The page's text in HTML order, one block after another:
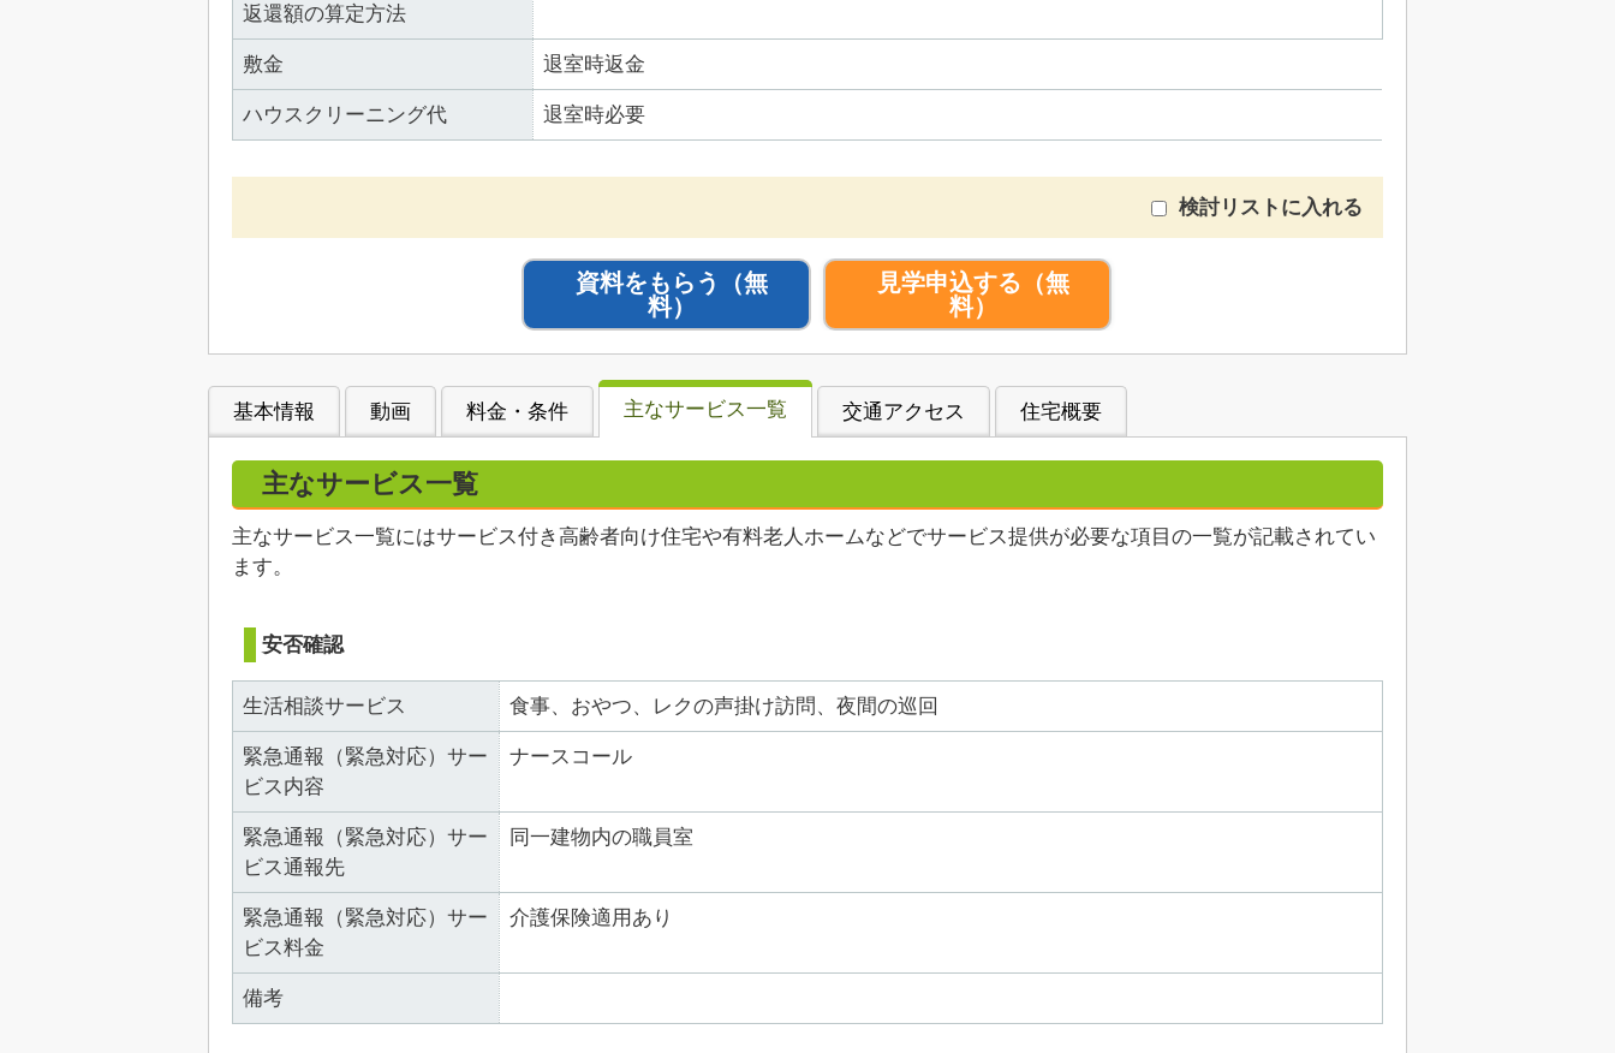
返還額の算定方法
敷金 退室時返金
ハウスクリーニング代 退室時必要
検討リストに入れる
資料をもらう
（無
料）
見学申込する （無
料）
基本情報 動画 料金・条件 主なサービス一覧 交通アクセス 住宅概要
主なサービス一覧
主なサービス一覧にはサービス付き高齢者向け住宅や有料老人ホームなどでサービス提供が必要な項目の一覧が記載されてい
ます。
安否確認
生活相談サービス 食事、おやつ、レクの声掛け訪問、夜間の巡回
緊急通報（緊急対応）サー
ビス内容
ナースコール
緊急通報（緊急対応）サー
ビス通報先
同一建物内の職員室
緊急通報（緊急対応）サー
ビス料金
介護保険適用あり
備考